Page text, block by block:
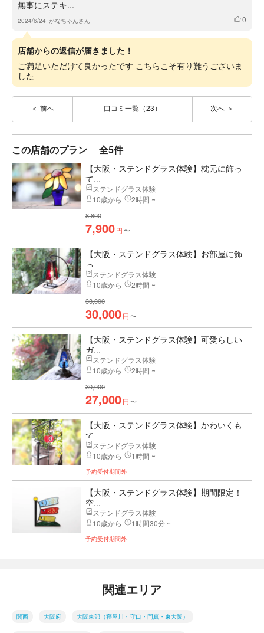
無事にステキ...
2024/6/24 かなちゃんさん いいね
0
店舗からの返信が届きました！
ご満足いただけて良かったです こちらこそ有り難うございま
した
前へ 口コミ一覧（23） 次へ
この店舗のプラン 全5件
【大阪・ステンドグラス体験】枕元に飾っ
て...
ステンドグラス体験
10歳から
2時間 ~
8,800
7,900円 〜
【大阪・ステンドグラス体験】お部屋に飾
っ...
ステンドグラス体験
10歳から
2時間 ~
33,000
30,000円 〜
【大阪・ステンドグラス体験】可愛らしい
ガ...
ステンドグラス体験
10歳から
2時間 ~
30,000
27,000円 〜
【大阪・ステンドグラス体験】かわいくも
て...
ステンドグラス体験
10歳から
1時間 ~
予約受付期間外
【大阪・ステンドグラス体験】期間限定！
空...
ステンドグラス体験
10歳から
1時間30分 ~
予約受付期間外
関連エリア
関西 大阪府 大阪東部（寝屋川・守口・門真・東大阪）